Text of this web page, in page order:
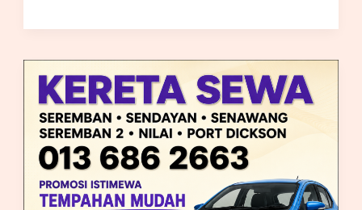
Kereta
Sewa
Senawang